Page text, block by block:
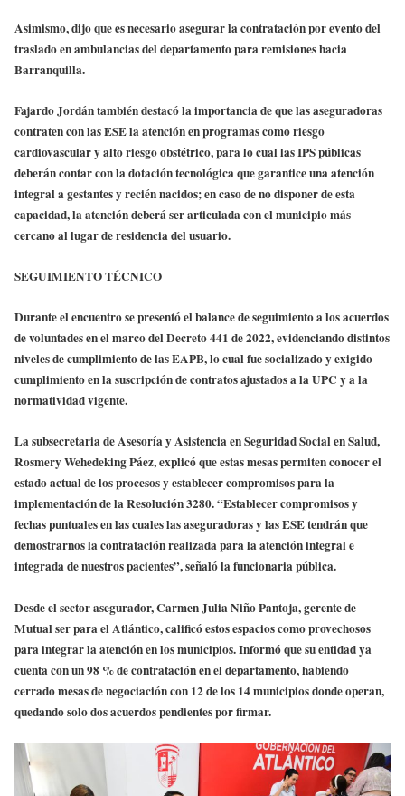
Asimismo, dijo que es necesario asegurar la contratación por evento del
traslado en ambulancias del departamento para remisiones hacia
Barranquilla.
Fajardo Jordán también destacó la importancia de que las aseguradoras
contraten con las ESE la atención en programas como riesgo
cardiovascular y alto riesgo obstétrico, para lo cual las IPS públicas
deberán contar con la dotación tecnológica que garantice una atención
integral a gestantes y recién nacidos; en caso de no disponer de esta
capacidad, la atención deberá ser articulada con el municipio más
cercano al lugar de residencia del usuario.
SEGUIMIENTO TÉCNICO
Durante el encuentro se presentó el balance de seguimiento a los acuerdos
de voluntades en el marco del Decreto 441 de 2022, evidenciando distintos
niveles de cumplimiento de las EAPB, lo cual fue socializado y exigido
cumplimiento en la suscripción de contratos ajustados a la UPC y a la
normatividad vigente.
La subsecretaria de Asesoría y Asistencia en Seguridad Social en Salud,
Rosmery Wehedeking Páez, explicó que estas mesas permiten conocer el
estado actual de los procesos y establecer compromisos para la
implementación de la Resolución 3280. “Establecer compromisos y
fechas puntuales en las cuales las aseguradoras y las ESE tendrán que
demostrarnos la contratación realizada para la atención integral e
integrada de nuestros pacientes”, señaló la funcionaria pública.
Desde el sector asegurador, Carmen Julia Niño Pantoja, gerente de
Mutual ser para el Atlántico, calificó estos espacios como provechosos
para integrar la atención en los municipios. Informó que su entidad ya
cuenta con un 98 % de contratación en el departamento, habiendo
cerrado mesas de negociación con 12 de los 14 municipios donde operan,
quedando solo dos acuerdos pendientes por firmar.